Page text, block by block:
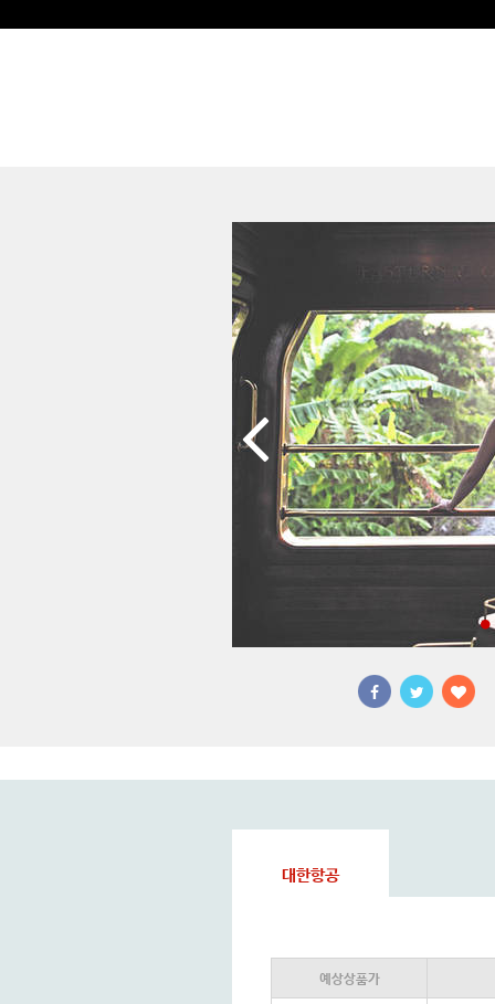
대한항공
예상상품가